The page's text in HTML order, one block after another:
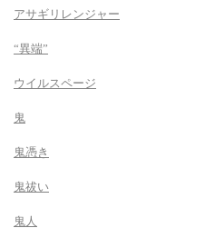
アサギリレンジャー
“異端”
ウイルスページ
鬼
鬼憑き
鬼祓い
鬼人